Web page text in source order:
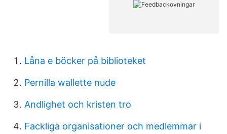
Låna e böcker på biblioteket
Pernilla wallette nude
Andlighet och kristen tro
Fackliga organisationer och medlemmar i